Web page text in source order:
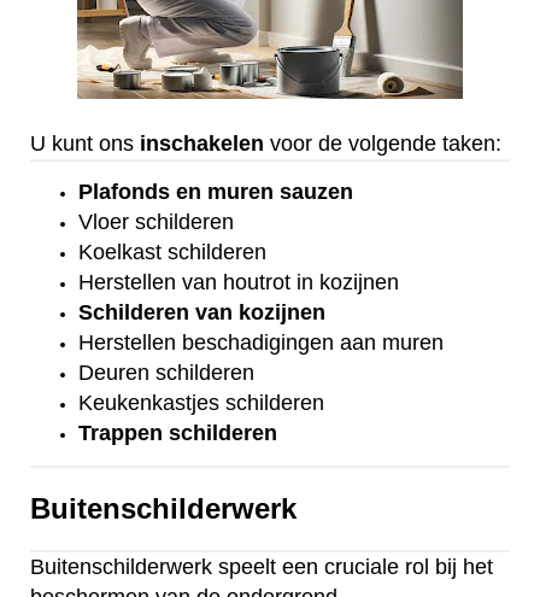
U kunt ons inschakelen voor de volgende taken:
Plafonds en muren sauzen
Vloer schilderen
Koelkast schilderen
Herstellen van houtrot in kozijnen
Schilderen van kozijnen
Herstellen beschadigingen aan muren
Deuren schilderen
Keukenkastjes schilderen
Trappen schilderen
Buitenschilderwerk
Buitenschilderwerk speelt een cruciale rol bij het